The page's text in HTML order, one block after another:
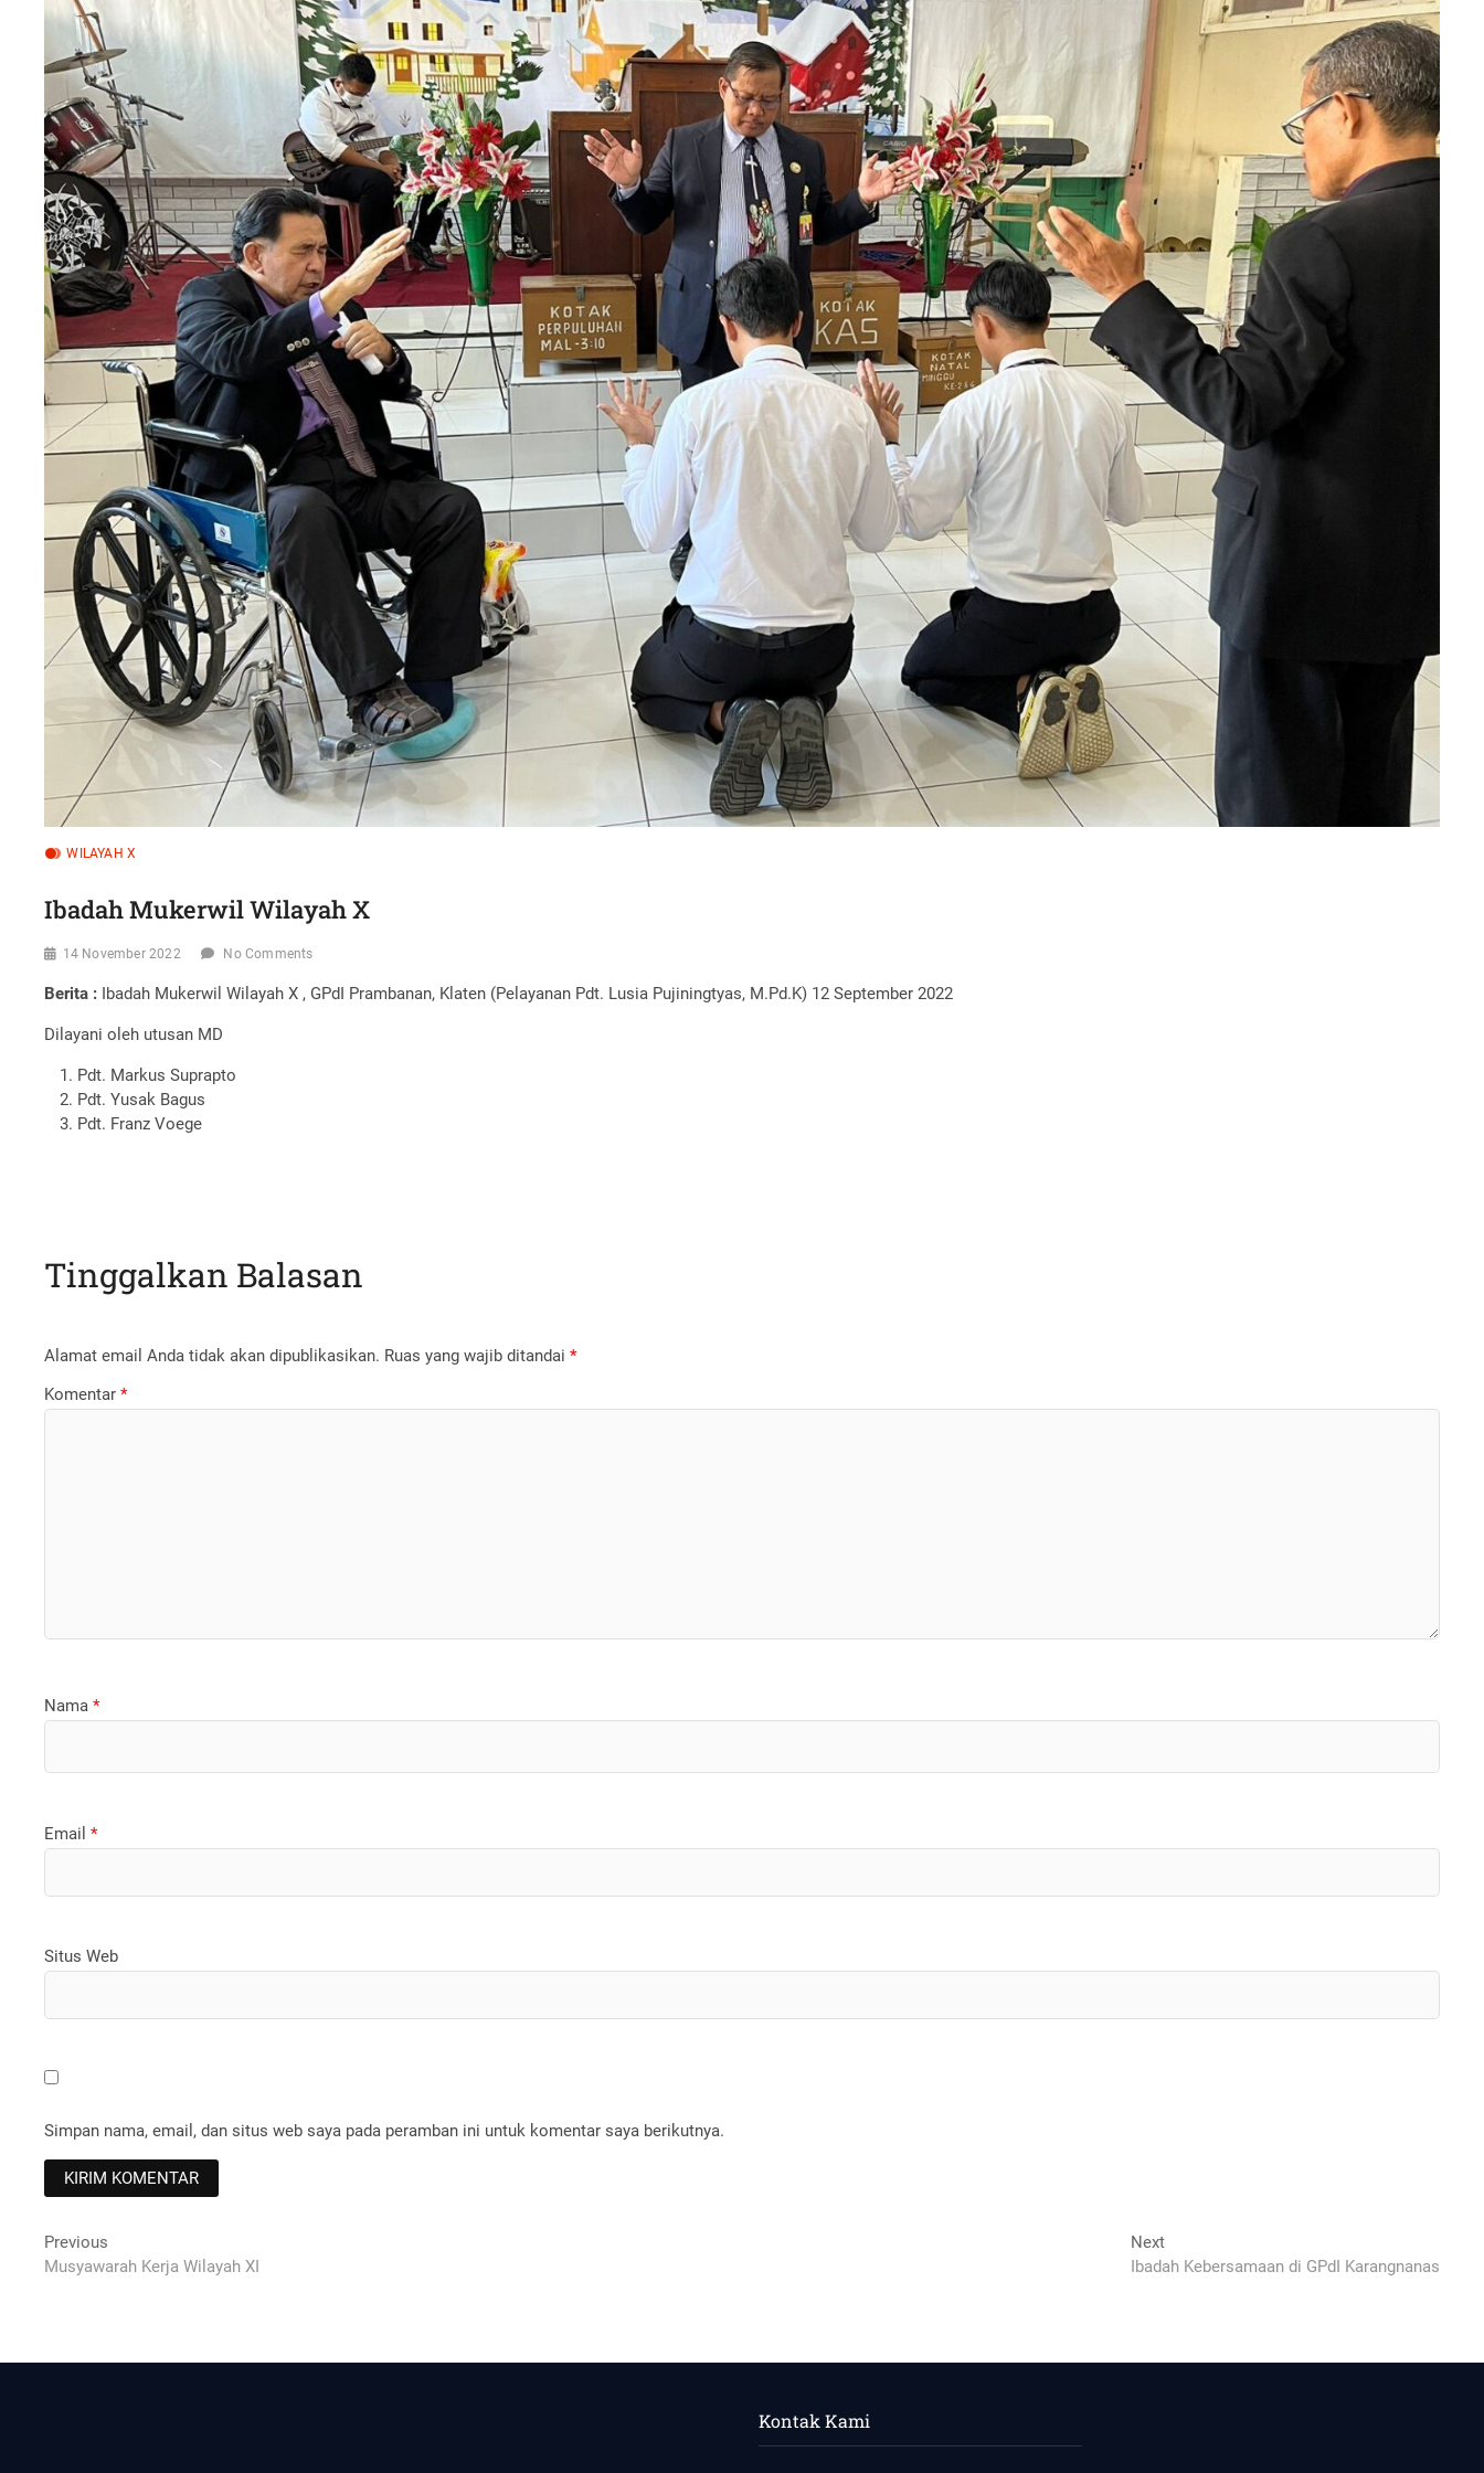
WILAYAH X
Ibadah Mukerwil Wilayah X
14 November 2022 No Comments
Berita : Ibadah Mukerwil Wilayah X , GPdI Prambanan, Klaten (Pelayanan Pdt. Lusia Pujiningtyas, M.Pd.K) 12 September 2022
Dilayani oleh utusan MD
Pdt. Markus Suprapto
Pdt. Yusak Bagus
Pdt. Franz Voege
Tinggalkan Balasan
Alamat email Anda tidak akan dipublikasikan. Ruas yang wajib ditandai*
Komentar*
Nama*
Email*
Situs Web
Simpan nama, email, dan situs web saya pada peramban ini untuk komentar saya berikutnya.
Navigasi
pos
Previous
post:
Musyawarah Kerja Wilayah XI
NextNext
post:
Ibadah Kebersamaan di GPdI Karangnanas
Kontak Kami